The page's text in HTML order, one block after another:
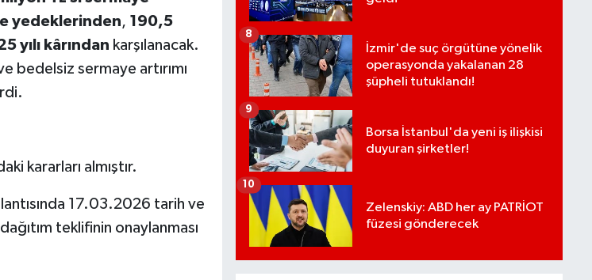
yedeklerinden, 190,5
yılı kârından karşılanacak.
bedelsiz sermaye artırımı
kararları almıştır.
17.03.2026 tarih ve
teklifinin onaylanması
İzmir'de suç örgütüne yönelik
operasyonda yakalanan 28
şüpheli tutuklandı!
8
Borsa İstanbul'da yeni iş ilişkisi
duyuran şirketler!
9
Zelenskiy: ABD her ay PATRİOT
füzesi gönderecek
10